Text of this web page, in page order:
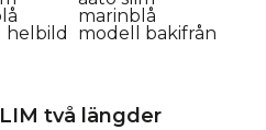
två längder